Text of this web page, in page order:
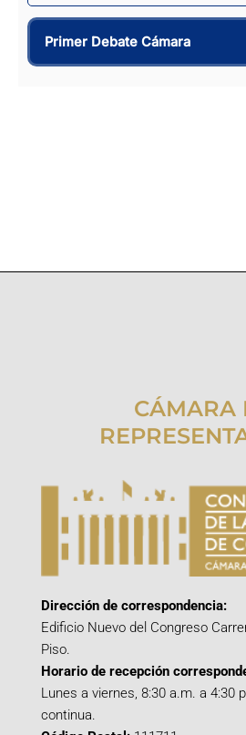
Primer Debate Cámara
CÁMARA
Dirección de correspondencia:
Edificio Nuevo del Congreso
Piso.
Horario de recepción
Lunes a viernes, 8:30 a.m. a 4:30
continua.